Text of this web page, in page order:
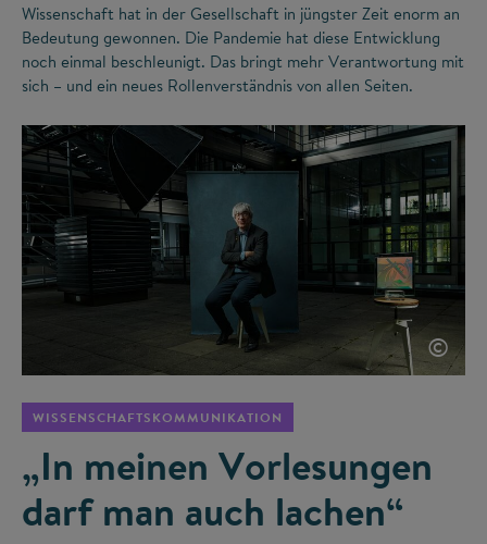
Wissenschaft hat in der Gesellschaft in jüngster Zeit enorm an
Bedeutung gewonnen. Die Pandemie hat diese Entwicklung
noch einmal beschleunigt. Das bringt mehr Verantwortung mit
sich – und ein neues Rollenverständnis von allen Seiten.
©
WISSENSCHAFTSKOMMUNIKATION
„In meinen Vorlesungen
darf man auch lachen“